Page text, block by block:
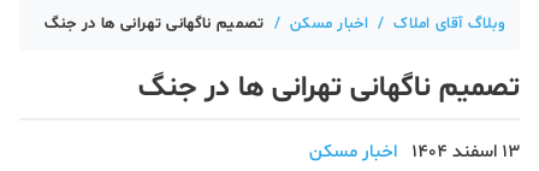
آکادمی
آموزش پلتفرم آقای املاک
وبلاگ آقای املاک / اخبار مسکن / تصمیم ناگهانی تهرانی ها در جنگ
تصمیم ناگهانی تهرانی ها در جنگ
13 اسفند 1404 اخبار مسکن